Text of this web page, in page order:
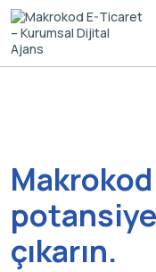
çıkarın.